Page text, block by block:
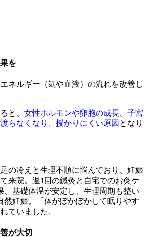
を
ネルギー（気や血液）の流れを改善し
と、 女性ホルモンや卵胞の成長、子宮
らなくなり、授かりにくい原因 となり
の冷えと生理不順に悩んでおり、妊娠
来院。週1回の鍼灸と自宅でのお灸ケ
、基礎体温が安定し、生理周期も整い
然妊娠。「体がぽかぽかして眠りやす
ていました。
が大切